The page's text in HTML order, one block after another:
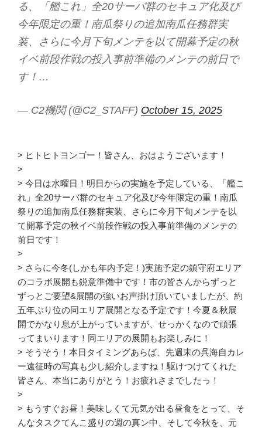
る、「艦これ」全20サーバ群のセキュア化及び
今年限定の重！南瓜祭りの追加南瓜任務群実
装、さらに今月下旬メンテを以て開幕予定の秋
イベ前段作戦の投入事前準備のメンテの前日で
す！…
— C2機関 (@C2_STAFF) October 15, 2025
> ヒトヒトヨンゴー！皆さん、おはようございます！
>
> 今日は水曜日！明日からの実施を予定している、「艦こ
れ」全20サーバ群のセキュア化及び今年限定の重！南瓜
祭りの追加南瓜任務群実装、さらに今月下旬メンテを以
て開幕予定の秋イベ前段作戦の投入事前準備のメンテの
前日です！
>
> さらに今冬(しかも年内予定！)実施予定の鎮守府エリア
のコラボ展開も鋭意準備中です！市の皆さんからずっと
ずっとご要望&展開の強いお声掛け頂いていましたが、約
五年ぶり位の同エリア展開となる予定です！今夏＆秋展
開でかなり息が上がっていますが、せっかくなので頑張
ってまいります！同エリアの展開もお楽しみに！
> そうそう！本日タイミングあらば、先週末の呉海自カレ
ー遠征時の写真も少し紹介しますね！駆けつけてくれた
皆さん、本当にありがとう！お疲れさまでしたっ！
>
> もうすぐお昼！美味しくて元気が出る昼食をとって、そ
んなタスクてんこ盛りの週の真ン中、そして今秋を、元